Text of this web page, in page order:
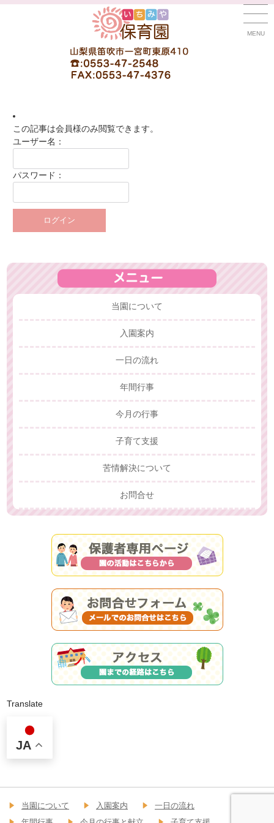
MENU
この記事は会員様のみ閲覧できます。
ユーザー名：
パスワード：
当園について
入園案内
一日の流れ
年間行事
今月の行事
子育て支援
苦情解決について
お問合せ
Translate
JA
当園について 入園案内
一日の流れ